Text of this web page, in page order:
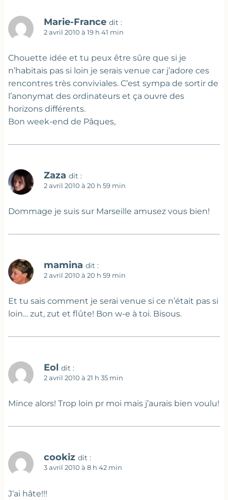
Marie-France dit :
2 avril 2010 à 19 h 41 min
Chouette idée et tu peux être sûre que si je
n’habitais pas si loin je serais venue car j’adore ces
rencontres très conviviales. C’est sympa de sortir de
l’anonymat des ordinateurs et ça ouvre des
horizons différents.
Bon week-end de Pâques,
Zaza dit :
2 avril 2010 à 20 h 59 min
Dommage je suis sur Marseille amusez vous bien!
mamina dit :
2 avril 2010 à 20 h 59 min
Et tu sais comment je serai venue si ce n’était pas si
loin… zut, zut et flûte! Bon w-e à toi. Bisous.
Eol dit :
2 avril 2010 à 21 h 35 min
Mince alors! Trop loin pr moi mais j’aurais bien voulu!
cookiz dit :
3 avril 2010 à 8 h 42 min
J’ai hâte!!!